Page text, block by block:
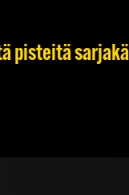
pisteitä